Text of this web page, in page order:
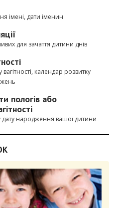
імені, дати іменин
для зачаття дитини днів
календар розвитку
пологів або
дату народження вашої дитини